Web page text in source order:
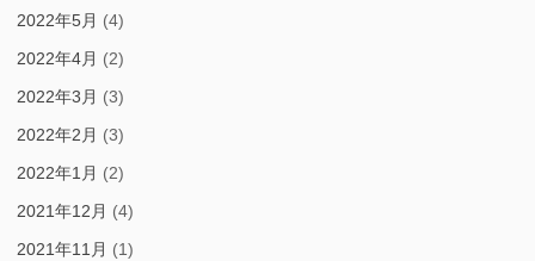
2022年5月 (4)
2022年4月 (2)
2022年3月 (3)
2022年2月 (3)
2022年1月 (2)
2021年12月 (4)
2021年11月 (1)